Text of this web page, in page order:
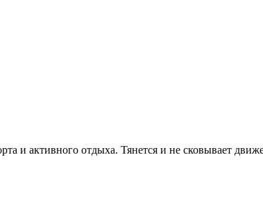
и активного отдыха. Тянется и не сковывает